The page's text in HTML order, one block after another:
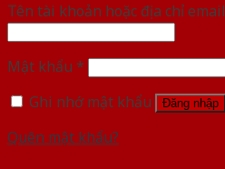
Tên tài khoản hoặc địa chỉ email
Mật khẩu *
Ghi nhớ mật khẩu
Đăng nhập
Quên mật khẩu?